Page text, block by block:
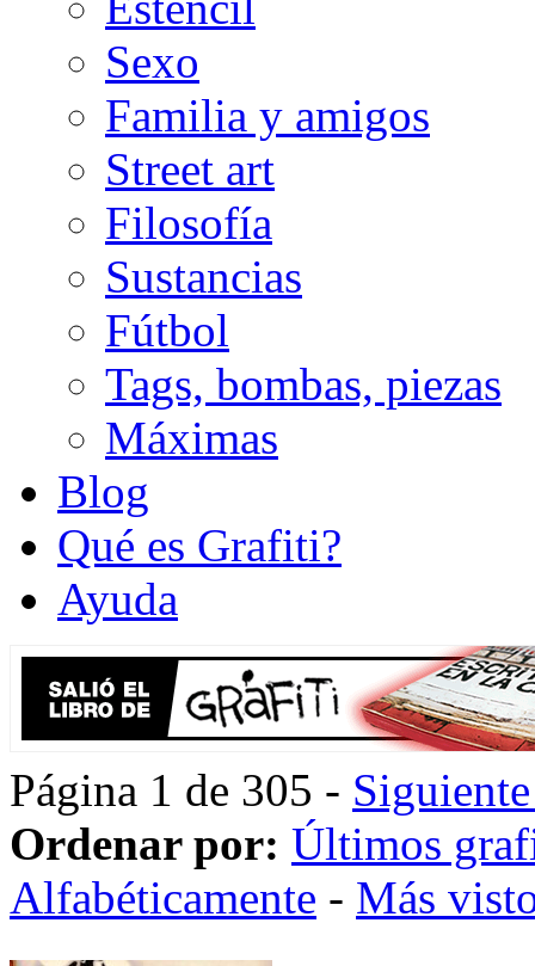
Sexo
Familia y amigos
Street art
Filosofía
Sustancias
Fútbol
Tags, bombas, piezas
Máximas
Blog
Qué es Grafiti?
Ayuda
Página 1 de 305 -
Ordenar por: Últimos
Alfabéticamente - Más